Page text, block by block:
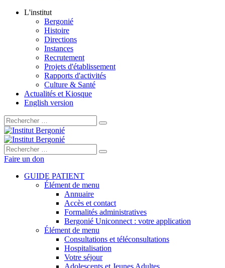
L'institut
Bergonié
Histoire
Directions
Instances
Recrutement
Projets d'établissement
Rapports d'activités
Culture & Santé
Actualités et Kiosque
English version
Rechercher :
Rechercher :
Faire un don
GUIDE PATIENT
Élément de menu
Annuaire
Accès et contact
Formalités administratives
Bergonié Uniconnect : votre application
Élément de menu
Consultations et téléconsultations
Hospitalisation
Votre séjour
Adolescents et Jeunes Adultes